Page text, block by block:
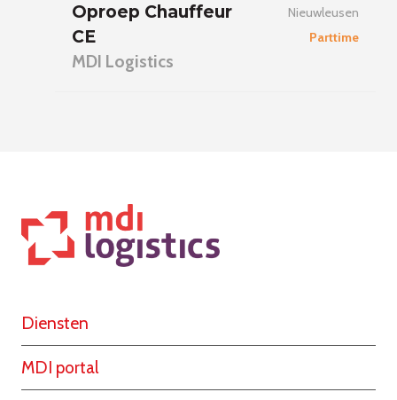
Oproep Chauffeur
CE
MDI Logistics
Nieuwleusen
Parttime
Diensten
MDI portal